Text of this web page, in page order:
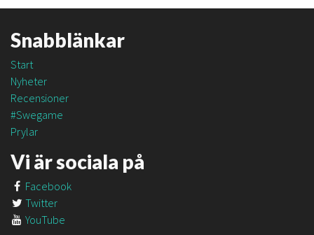
Snabblänkar
Start
Nyheter
Recensioner
#Swegame
Prylar
Vi är sociala på
Facebook
Twitter
YouTube